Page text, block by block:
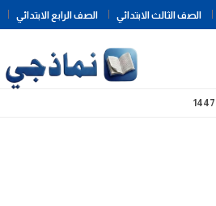
Skip
to
الصف الثالث الابتدائي الصف الرابع الابتدائي